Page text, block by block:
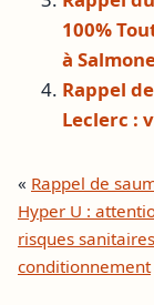
100%
à
Rappel
Leclerc :
« Rappel de
Hyper U :
risques
conditionnement